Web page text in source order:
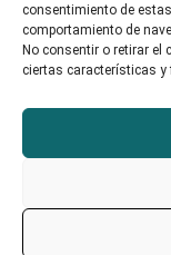
consentimiento de
comportamiento de
No consentir o retirar el
ciertas características y
Contacto
Alojamiento